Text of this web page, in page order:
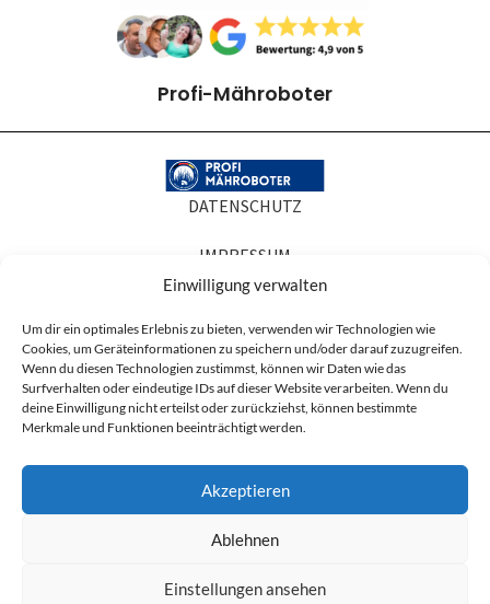
Einwilligung verwalten
Um dir ein optimales Erlebnis zu bieten, verwenden wir Technologien wie
Cookies, um Geräteinformationen zu speichern und/oder darauf zuzugreifen.
Wenn du diesen Technologien zustimmst, können wir Daten wie das
Surfverhalten oder eindeutige IDs auf dieser Website verarbeiten. Wenn du
deine Einwilligung nicht erteilst oder zurückziehst, können bestimmte
Merkmale und Funktionen beeinträchtigt werden.
Akzeptieren
Ablehnen
Einstellungen ansehen
Profi-Mähroboter
DATENSCHUTZ
IMPRESSUM
AGB
Produktabbildungen dienen der Illustration. Sie können Zubehör oder
Ausstattung zeigen, die nicht zum Lieferumfang gehören, und in Details vom
Artikelbeschreibung.
* Alle Preise sind Nettopreise zzgl. der ges. MwSt. (19%) und ggf. anfallender
Versandkosten.